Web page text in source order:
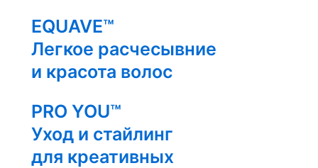
EQUAVE™
Легкое расчесывние
и красота волос
PRO YOU™
Уход и стайлинг
для креативных